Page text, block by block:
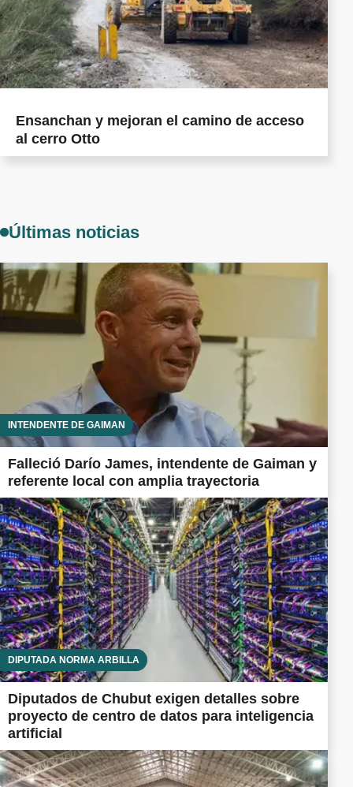
Ensanchan y mejoran el camino de acceso
al cerro Otto
Últimas noticias
INTENDENTE DE GAIMAN
Falleció Darío James, intendente de Gaiman y
referente local con amplia trayectoria
DIPUTADA NORMA ARBILLA
Diputados de Chubut exigen detalles sobre
proyecto de centro de datos para inteligencia
artificial